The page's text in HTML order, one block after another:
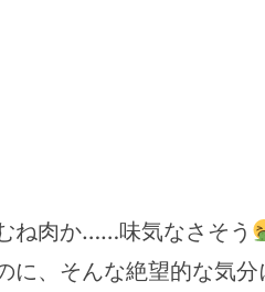
ね肉か……味気なさそう
に、そんな絶望的な気分